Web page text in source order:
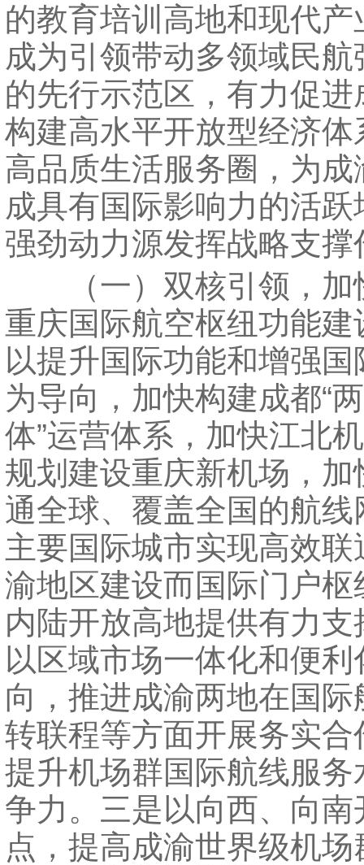
的教育培训高地和现代产
成为引领带动多领域民航
的先行示范区，有力促进
构建高水平开放型经济体
高品质生活服务圈，为成
成具有国际影响力的活跃
强劲动力源发挥战略支撑
（一）双核引领，加
重庆国际航空枢纽功能建
以提升国际功能和增强
为导向，加快构建成都“
体”运营体系，加快江北
规划建设重庆新机场，加
通全球、覆盖全国的航线
主要国际城市实现高效联
渝地区建设而国际门户枢
内陆开放高地提供有力支
以区域市场一体化和便利
向，推进成渝两地在国际
转联程等方面开展务实合
提升机场群国际航线服务
争力。三是以向西、向南
点，提高成渝世界级机场